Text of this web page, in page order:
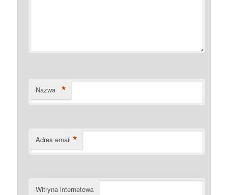
Nazwa *
Adres email *
Witryna internetowa